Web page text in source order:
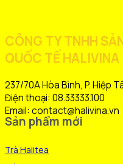
CÔNG TY TNHH
QUỐC TẾ HALIVINA
237/70A Hòa Bình, P. Hiệp
Điện thoại: 08.33333.100
Email: contact@halivina.vn
Sản phẩm mới
Trà Halitea